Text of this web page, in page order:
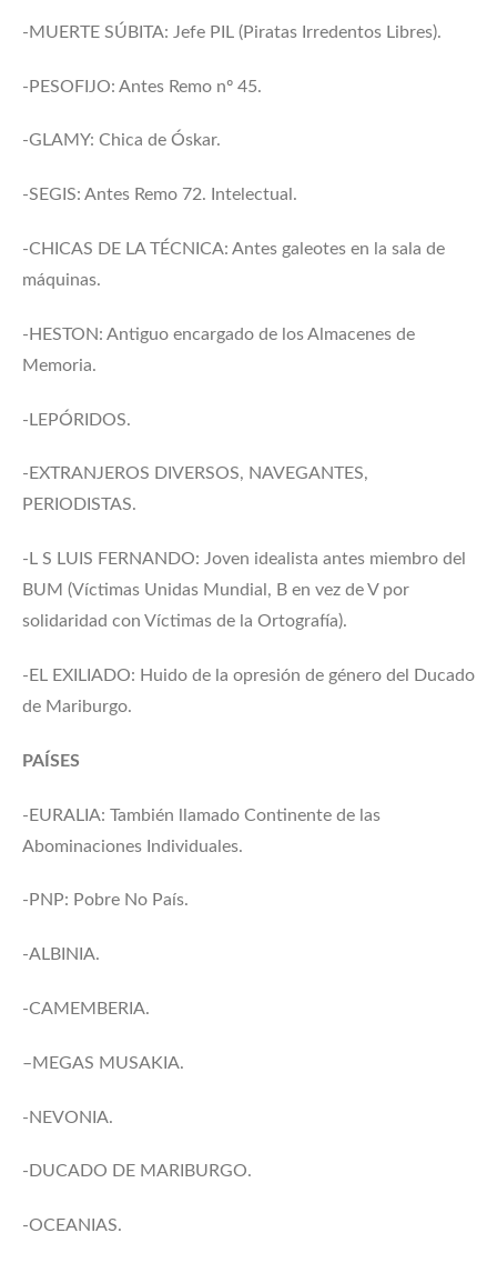
-MUERTE SÚBITA: Jefe PIL (Piratas Irredentos Libres).
-PESOFIJO: Antes Remo nº 45.
-GLAMY: Chica de Óskar.
-SEGIS: Antes Remo 72. Intelectual.
-CHICAS DE LA TÉCNICA: Antes galeotes en la sala de
máquinas.
-HESTON: Antiguo encargado de los Almacenes de
Memoria.
-LEPÓRIDOS.
-EXTRANJEROS DIVERSOS, NAVEGANTES,
PERIODISTAS.
-L S LUIS FERNANDO: Joven idealista antes miembro del
BUM (Víctimas Unidas Mundial, B en vez de V por
solidaridad con Víctimas de la Ortografía).
-EL EXILIADO: Huido de la opresión de género del Ducado
de Mariburgo.
PAÍSES
-EURALIA: También llamado Continente de las
Abominaciones Individuales.
-PNP: Pobre No País.
-ALBINIA.
-CAMEMBERIA.
–MEGAS MUSAKIA.
-NEVONIA.
-DUCADO DE MARIBURGO.
-OCEANIAS.